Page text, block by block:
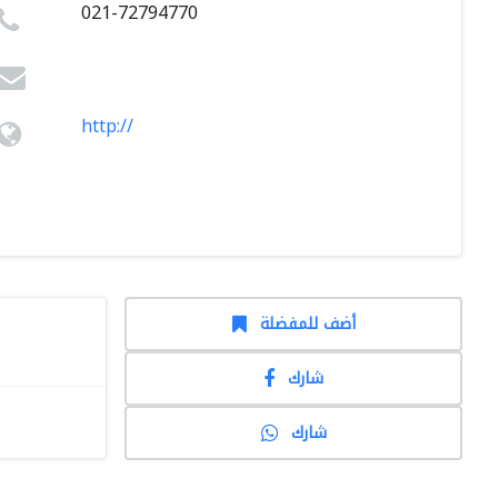
021-72794770
http://
أضف للمفضلة
شارك
شارك